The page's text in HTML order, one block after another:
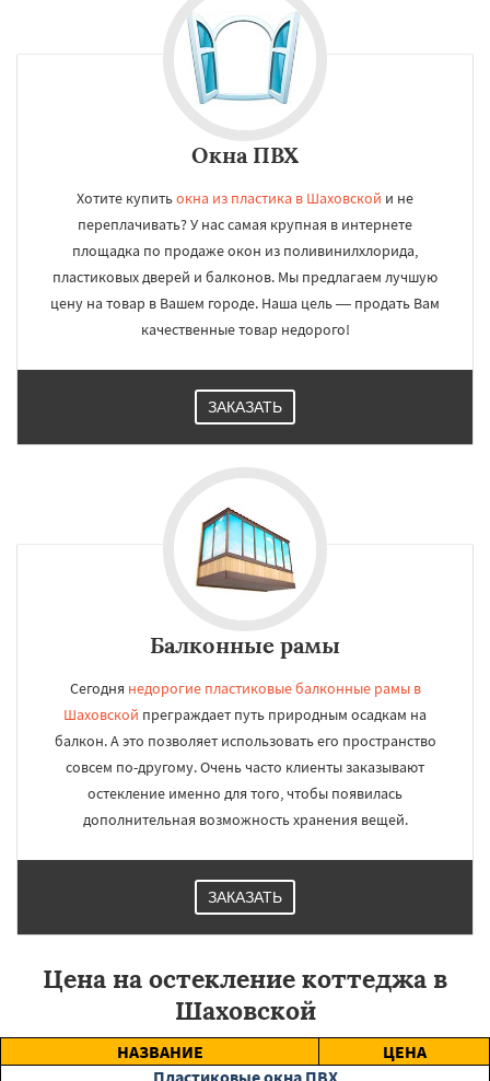
Окна ПВХ
Хотите купитьокна из пластика в Шаховской и не
переплачивать? У нас самая крупная в интернете
площадка по продаже окон из поливинилхлорида,
пластиковых дверей и балконов. Мы предлагаем лучшую
цену на товар в Вашем городе. Наша цель — продать Вам
качественные товар недорого!
ЗАКАЗАТЬ
Балконные рамы
Сегодня недорогие пластиковые балконные рамы в
Шаховской преграждает путь природным осадкам на
балкон. А это позволяет использовать его пространство
совсем по-другому. Очень часто клиенты заказывают
остекление именно для того, чтобы появилась
дополнительная возможность хранения вещей.
ЗАКАЗАТЬ
Цена на остекление коттеджа в
Шаховской
НАЗВАНИЕ
ЦЕНА
Пластиковые окна ПВХ